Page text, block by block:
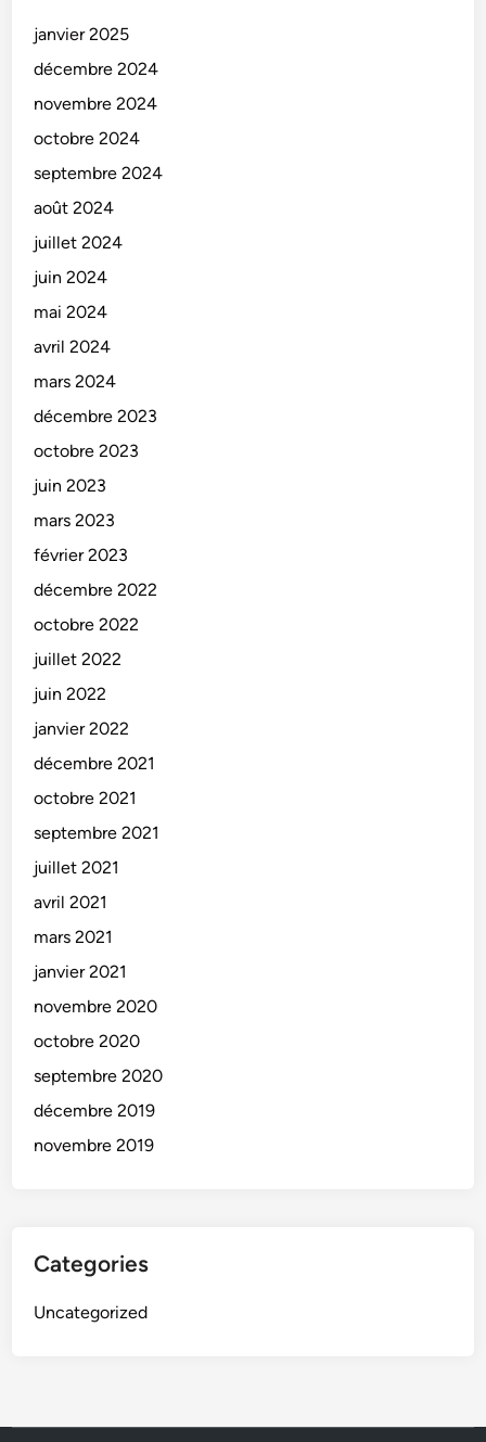
janvier 2025
décembre 2024
novembre 2024
octobre 2024
septembre 2024
août 2024
juillet 2024
juin 2024
mai 2024
avril 2024
mars 2024
décembre 2023
octobre 2023
juin 2023
mars 2023
février 2023
décembre 2022
octobre 2022
juillet 2022
juin 2022
janvier 2022
décembre 2021
octobre 2021
septembre 2021
juillet 2021
avril 2021
mars 2021
janvier 2021
novembre 2020
octobre 2020
septembre 2020
décembre 2019
novembre 2019
Categories
Uncategorized